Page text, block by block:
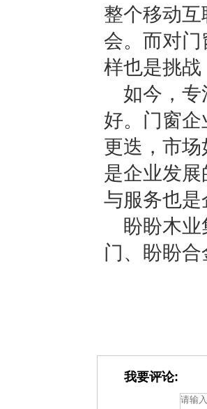
整个移动
会。而对
样也是挑
如今，专
好。门窗
更迭，市
是企业发
与服务也
盼盼木
门、盼盼
我要评论: